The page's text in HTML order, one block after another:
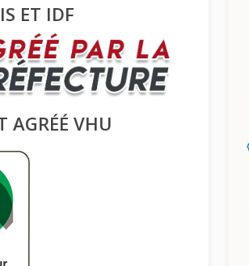
ET IDF
AGRÉÉ VHU